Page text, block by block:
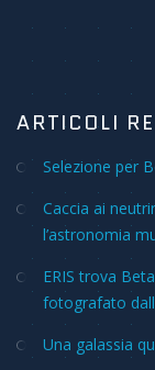
ARTICOLI
Selezione per
Caccia ai
l’astronomia
ERIS trova
fotografato
Una galassia